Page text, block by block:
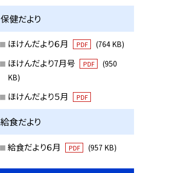
保健だより
ほけんだより６月 PDF (764 KB)
ほけんだより7月号 PDF
(950
KB)
ほけんだより５月 PDF
給食だより
給食だより６月 PDF (957 KB)